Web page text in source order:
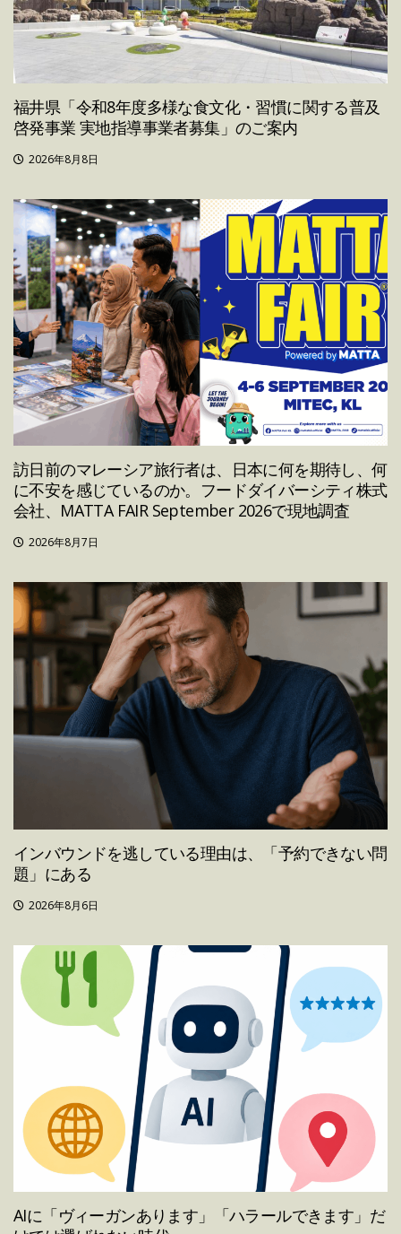
福井県「令和8年度多様な食文化・習慣に関する普及
啓発事業 実地指導事業者募集」のご案内
2026年8月8日
訪日前のマレーシア旅行者は、日本に何を期待し、何
に不安を感じているのか。フードダイバーシティ株式
会社、MATTA FAIR September 2026で現地調査
2026年8月7日
インバウンドを逃している理由は、「予約できない問
題」にある
2026年8月6日
AIに「ヴィーガンあります」「ハラールできます」だ